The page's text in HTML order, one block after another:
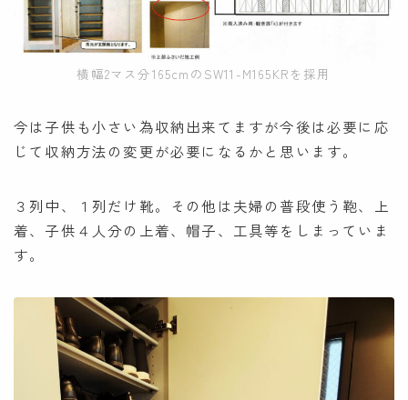
横幅2マス分165cmのSW11-M165KRを採用
今は子供も小さい為収納出来てますが今後は必要に応
じて収納方法の変更が必要になるかと思います。
３列中、１列だけ靴。その他は夫婦の普段使う鞄、上
着、子供４人分の上着、帽子、工具等をしまっていま
す。